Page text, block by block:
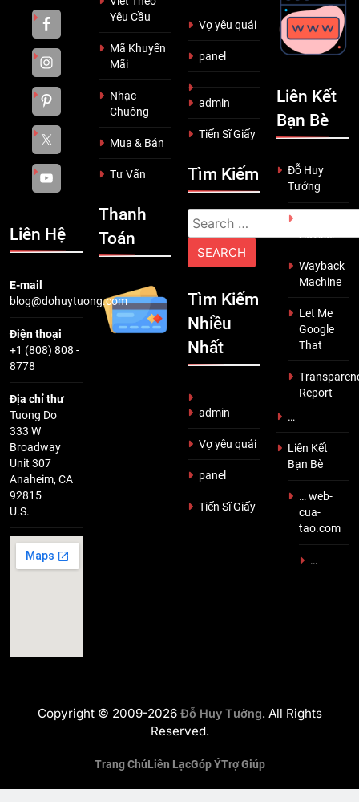
Liên Hệ
E-mail
blog@dohuytuong.com
Điện thoại
+1 (808) 808 -
8778
Địa chỉ thư
Tuong Do
333 W
Broadway
Unit 307
Anaheim, CA
92815
U.S.
Yêu Cầu
Mã Khuyến
Mãi
Nhạc
Chuông
Mua & Bán
Tư Vấn
Thanh
Toán
Vợ yêu quái
panel
admin
Tiến Sĩ Giấy
Tìm Kiếm
Search
for:
Tìm Kiếm
Nhiều
Nhất
admin
Vợ yêu quái
panel
Tiến Sĩ Giấy
Liên Kết
Bạn Bè
Đỗ Huy
Tưởng
Adviser
Wayback
Machine
Let Me
Google
That
Report
…
Liên Kết
Bạn Bè
… web-
cua-
tao.com
…
Copyright © 2009-2026 Đỗ Huy Tưởng. All Rights
Reserved.
Trang ChủLiên LạcGóp ÝTrợ Giúp